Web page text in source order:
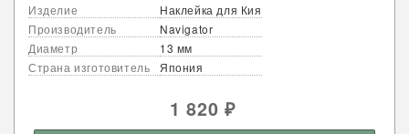
Изделие
Наклейка для Кия
Производитель
Navigator
Диаметр
13 мм
Страна изготовитель
Япония
1 820 ₽